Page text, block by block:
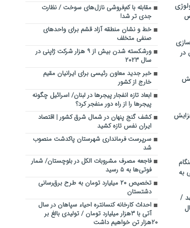
در
به
/
مقابله با کم‌فروشی نازل‌های سوخت / نظارت
جدی تر شد!
خط و نشان منطقه آزاد قشم برای واحدهای
صنفی متخلف
ورشکسته شدن بیش از ۹ هزار شرکت ژاپنی در
سال ۲۰۲۳
خبر جدید معاون رئیسی برای ایرانیان مقیم
خارج از کشور
ابعاد تازه انفجار پیجرها در لبنان/ اسرائیل چگونه
پیجرها را از راه دور منفجر کرد؟
کشف گنج پنهان در شمال شرق کشور | اقتصاد
ایران نفس تازه کشید
سرپرست فرمانداری شهرستان پاکدشت منصوب
شد
فاجعه مصرف مشروبات الکل در بلوچستان/ شمار
فوتی‌ها به ۵ رسید
تخصیص ۲۰ میلیارد تومان به طرح برق‌رسانی
دشتستان
احداث کارخانه‌ کنسانتره احیاء سپاهان در سال
آتی با ۳هزار میلیارد تومان / تولیدی بالغ بر
۲۰هزار تن خواهیم داشت